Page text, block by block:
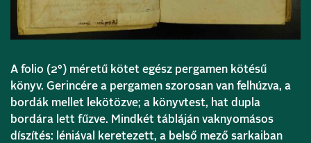
A folio (2°) méretű kötet egész pergamen kötésű
könyv. Gerincére a pergamen szorosan van felhúzva, a
bordák mellet lekötözve; a könyvtest, hat dupla
bordára lett fűzve. Mindkét tábláján vaknyomásos
díszítés: léniával keretezett, a belső mező sarkaiban